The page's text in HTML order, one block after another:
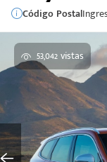
Código Postal
53,042 vistas